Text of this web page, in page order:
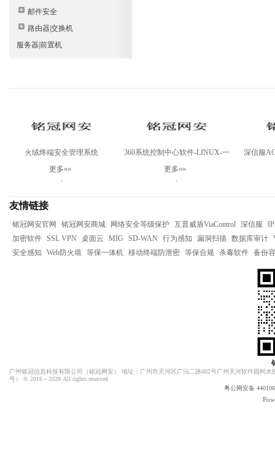
邮件安全
路由器|交换机
服务器|前置机
火绒终端安全管理系统
V2.0Linux桌面版
更多»»
.
360系统控制中心软件-LINUX-一
年
更多»»
.
深信服
友情链接
铭冠网安官网 铭冠网安商城 网络安全等级保护 互普威盾ViaControl 深信服
加密软件 SSL VPN 桌面云 MIG SD-WAN 行为感知 漏洞扫描 数据库审计
安全感知
Web防火墙 等保一体机 移动终端防泄密 等保合规 杀毒软件 备份
广州铭冠信息科技有限公司（铭冠网安 ） 地址：广州市天河区广汕二路602号广州天河软件园柯
号） © 2016～2028 All rights reserved
粤公网安备